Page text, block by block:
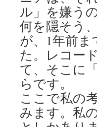
ル」を嫌う
何を隠そう
が、1年前
た。レコー
て、そこに
らです。
ここで私の
みます。私